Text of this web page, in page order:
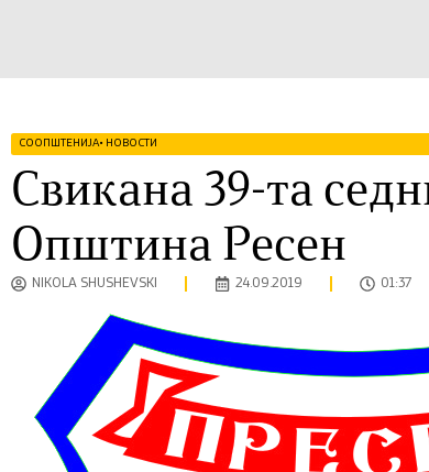
СООПШТЕНИЈА• НОВОСТИ
Свикана 39-та
Општина Ресен
NIKOLA SHUSHEVSKI 24.09.2019 01:37